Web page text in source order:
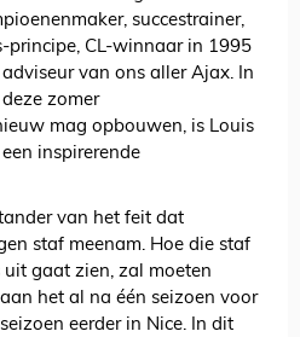
succestrainer,
principe, CL-winnaar in 1995
van ons aller Ajax. In
zomer
mag opbouwen, is Louis
inspirerende
van het feit dat
staf meenam. Hoe die staf
gaat zien, zal moeten
het al na één seizoen voor
eerder in Nice. In dit